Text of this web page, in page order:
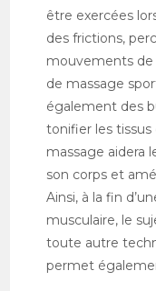
être exercées
des frictions,
mouvements de
de massage
également des
tonifier les
massage aidera
son corps et
Ainsi, à la fin
musculaire, le
toute autre
permet